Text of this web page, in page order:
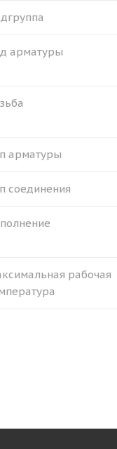
арматуры
арматуры
соединения
рабочая